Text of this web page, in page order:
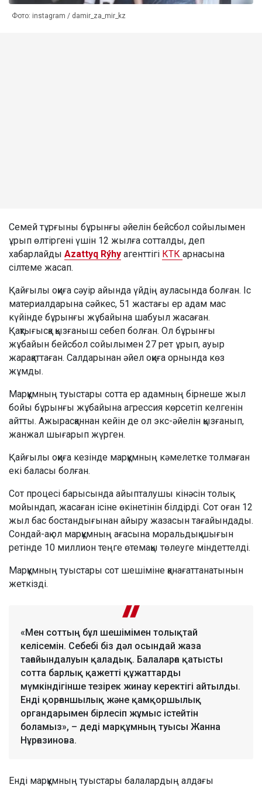
Фото: instagram / damir_za_mir_kz
Семей тұрғыны бұрынғы әйелін бейсбол сойылымен
ұрып өлтіргені үшін 12 жылға сотталды, деп
хабарлайды Azattyq Rýhy агенттігі КТК арнасына
сілтеме жасап.
Қайғылы оқиға сәуір айында үйдің ауласында болған. Іс
материалдарына сәйкес, 51 жастағы ер адам мас
күйінде бұрынғы жұбайына шабуыл жасаған.
Қақтығысқа қызғаныш себеп болған. Ол бұрынғы
жұбайын бейсбол сойылымен 27 рет ұрып, ауыр
жарақаттаған. Салдарынан әйел оқиға орнында көз
жұмды.
Марқұмның туыстары сотта ер адамның бірнеше жыл
бойы бұрынғы жұбайына агрессия көрсетіп келгенін
айтты. Ажырасқаннан кейін де ол экс-әйелін қызғанып,
жанжал шығарып жүрген.
Қайғылы оқиға кезінде марқұмның кәмелетке толмаған
екі баласы болған.
Сот процесі барысында айыпталушы кінәсін толық
мойындап, жасаған ісіне өкінетінін білдірді. Сот оған 12
жыл бас бостандығынан айыру жазасын тағайындады.
Сондай-ақ ол марқұмның ағасына моральдық шығын
ретінде 10 миллион теңге өтемақы төлеуге міндеттелді.
Марқұмның туыстары сот шешіміне қанағаттанатынын
жеткізді.
«Мен соттың бұл шешімімен толықтай
келісемін. Себебі біз дәл осындай жаза
тағайындалуын қаладық. Балаларға қатысты
сотта барлық қажетті құжаттарды
мүмкіндігінше тезірек жинау керектігі айтылды.
Енді қорғаншылық және қамқоршылық
органдарымен бірлесіп жұмыс істейтін
боламыз», – деді марқұмның туысы Жанна
Нұрғазинова.
Енді марқұмның туыстары балалардың алдағы